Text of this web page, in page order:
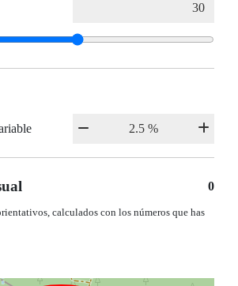
0
calculados con los números que has